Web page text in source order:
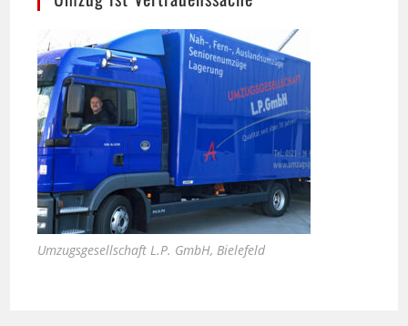
Umzugsgesellschaft L.P. GmbH, Bielefeld